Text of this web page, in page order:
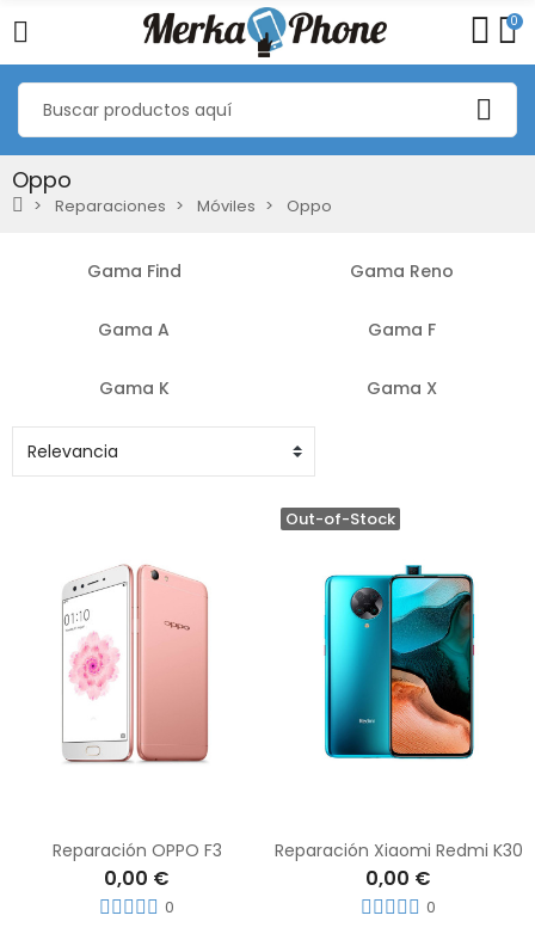
0
Oppo
Reparaciones Móviles Oppo
Gama Find Gama Reno
Gama A Gama F
Gama K Gama X
Reparación OPPO F3
0,00 €
0
Out-of-Stock
Reparación Xiaomi Redmi K30
0,00 €
0